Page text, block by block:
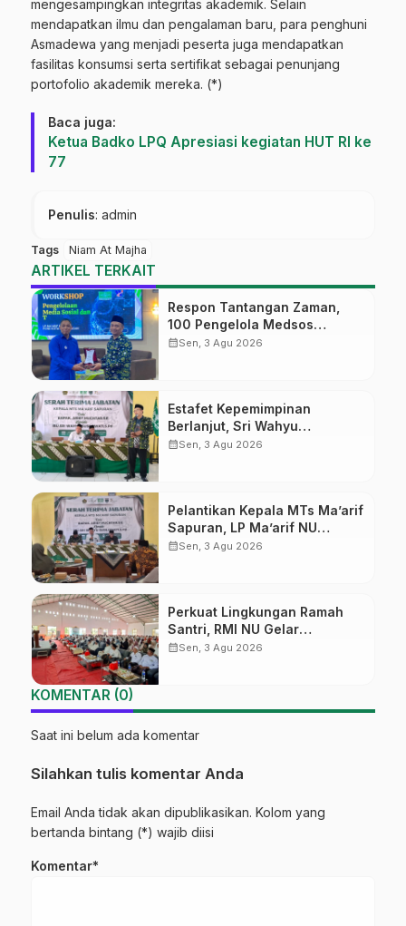
mengesampingkan integritas akademik. Selain
mendapatkan ilmu dan pengalaman baru, para penghuni
Asmadewa yang menjadi peserta juga mendapatkan
fasilitas konsumsi serta sertifikat sebagai penunjang
portofolio akademik mereka. (*)
Baca juga:
Ketua Badko LPQ Apresiasi kegiatan HUT RI ke
77
Penulis: admin
Tags Niam At Majha
ARTIKEL TERKAIT
Respon Tantangan Zaman,
100 Pengelola Medsos
Sekolah Ma’arif Pekalongan
calendar_monthSen, 3 Agu 2026
Estafet Kepemimpinan
Berlanjut, Sri Wahyu
Susilowati Resmi Pimpin MTs
calendar_monthSen, 3 Agu 2026
Pelantikan Kepala MTs Ma’arif
Sapuran, LP Ma’arif NU
Wonosobo Tekankan Lima
calendar_monthSen, 3 Agu 2026
Perkuat Lingkungan Ramah
Santri, RMI NU Gelar
‘Sambang Pesantren’ di Pati
calendar_monthSen, 3 Agu 2026
KOMENTAR (0)
Saat ini belum ada komentar
Silahkan tulis komentar Anda
Email Anda tidak akan dipublikasikan. Kolom yang
bertanda bintang (*) wajib diisi
Komentar*